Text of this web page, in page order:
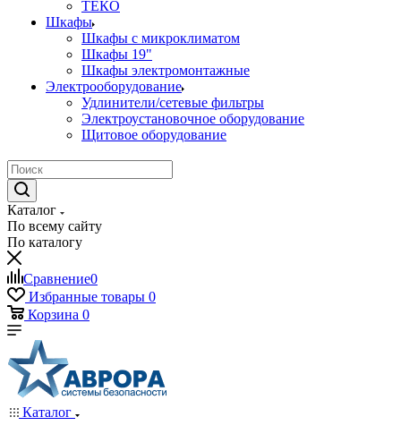
ТЕКО
Шкафы
Шкафы с микроклиматом
Шкафы 19"
Шкафы электромонтажные
Электрооборудование
Удлинители/сетевые фильтры
Электроустановочное оборудование
Щитовое оборудование
Каталог
По всему сайту
По каталогу
Сравнение0
Избранные товары 0
Корзина 0
Каталог